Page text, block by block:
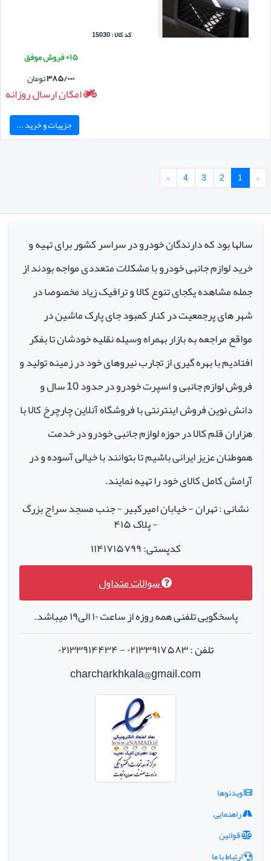
کد کالا : 15030
۱۵+ فروش موفق
۳۸۵/۰۰۰تومان
امکان ارسال روزانه
جزییات و خرید ...
‹
1
2
3
4
›
سالها بود که دارندگان خودرو در سراسر کشور برای تهیه و
خرید لوازم جانبی خودرو با مشکلات متعددی مواجه بودند از
جمله مشاهده یکجای تنوع کالا و ترافیک زیاد مخصوصا در
شهر های پرجمعیت در کنار کمبود جای پارک ماشین در
مواقع مراجعه به بازار بهمراه وسیله نقلیه خودشان تا بفکر
افتادیم با بهره گیری از تجارب نیروهای خود در زمینه تولید و
فروش لوازم جانبی و اسپرت خودرو در حدود 10 سال و
دانش نوین فروش اینترنتی با فروشگاه آنلاین چارچرخ کالا با
هزاران قلم کالا در حوزه لوازم جانبی خودرو در خدمت
هموطنان عزیز ایرانی باشیم تا بتوانند با خیالی آسوده و در
آرامش کامل کالای خود را تهیه نمایند.
نشانی : تهران - خیابان امیرکبیر - جنب مسجد سراج بزرگ
- پلاک ۴۱۵
کدپستی: ۱۱۴۱۷۱۵۷۹۹
سوالات متداول
پاسخگویی تلفنی همه روزه از ساعت ۱۰ الی۱۹ میباشد.
تلفن : ۰۲۱۳۳۹۱۷۵۸۳ - ۰۲۱۳۳۹۱۴۴۳۴
charcharkhkala@gmail.com
ویدئوها
راهنمایی
قوانین
ارتباط با ما